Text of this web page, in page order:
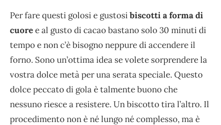
Per fare questi golosi e gustosibiscotti a forma di
cuoree al gusto di cacao bastano solo 30 minuti di
tempo e non c’è bisogno neppure di accendere il
forno. Sono un’ottima idea se volete sorprendere la
vostra dolce metà per una serata speciale. Questo
dolce peccato di gola è talmente buono che
nessuno riesce a resistere. Un biscotto tira l’altro. Il
procedimento non è né lungo né complesso, ma è